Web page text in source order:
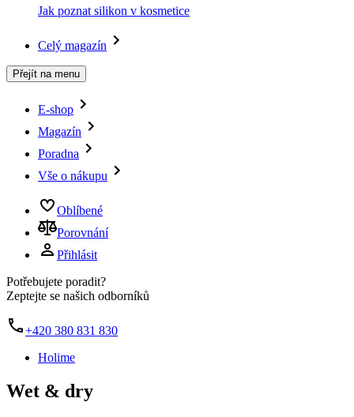
Jak poznat silikon v kosmetice
Celý magazín
Přejít na menu
E-shop
Magazín
Poradna
Vše o nákupu
Oblíbené
Porovnání
Přihlásit
Potřebujete poradit?
Zeptejte se našich odborníků
+420 380 831 830
Holime
Wet & dry